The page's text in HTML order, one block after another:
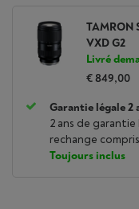
TAMRON
VXD G2
Livré
€ 849,00
Garantie légale 2
2 ans de
rechange
Toujours inclus